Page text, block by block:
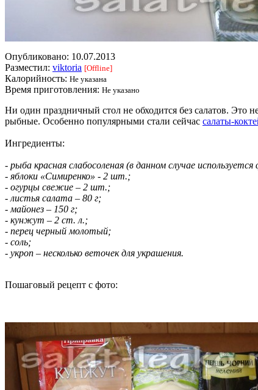
Опубликовано: 10.07.2013
Разместил: viktoria [Offline]
Калорийность: Не указана
Время приготовления: Не указано
Ни один праздничный стол не обходится без салатов.
рыбные. Особенно популярными стали сейчас салаты-
Ингредиенты:
- рыба красная слабосоленая (в данном случае используется
- яблоки «Симиренко» - 2 шт.;
- огурцы свежие – 2 шт.;
- листья салата – 80 г;
- майонез – 150 г;
- кунжут – 2 ст. л.;
- перец черный молотый;
- соль;
- укроп – несколько веточек для украшения.
Пошаговый рецепт с фото: